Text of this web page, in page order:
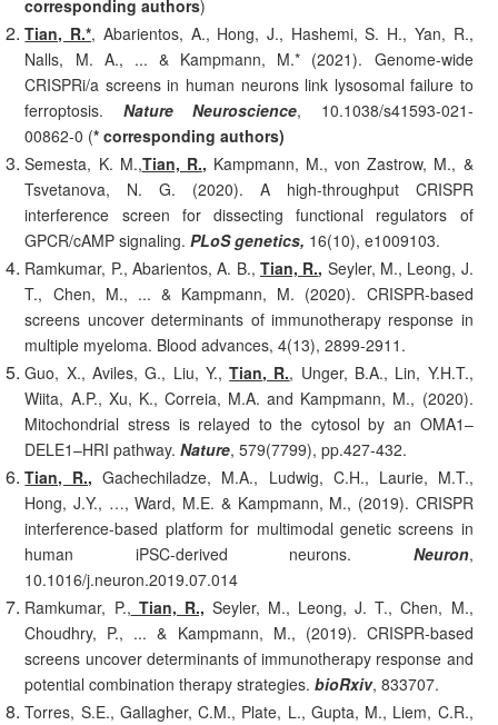
corresponding authors)
Tian, R.*, Abarientos, A., Hong, J., Hashemi, S. H., Yan, R.,
Nalls, M. A., ... & Kampmann, M.* (2021). Genome-wide
CRISPRi/a screens in human neurons link lysosomal failure to
ferroptosis. Nature Neuroscience, 10.1038/s41593-021-
00862-0 (* corresponding authors)
Semesta, K. M.,Tian, R., Kampmann, M., von Zastrow, M., &
Tsvetanova, N. G. (2020). A high-throughput CRISPR
interference screen for dissecting functional regulators of
GPCR/cAMP signaling.PLoS genetics, 16(10), e1009103.
Ramkumar, P., Abarientos, A. B., Tian, R., Seyler, M., Leong, J.
T., Chen, M., ... & Kampmann, M. (2020). CRISPR-based
screens uncover determinants of immunotherapy response in
multiple myeloma. Blood advances, 4(13), 2899-2911.
Guo, X., Aviles, G., Liu, Y.,Tian, R., Unger, B.A., Lin, Y.H.T.,
Wiita, A.P., Xu, K., Correia, M.A. and Kampmann, M., (2020).
Mitochondrial stress is relayed to the cytosol by an OMA1–
DELE1–HRI pathway.Nature, 579(7799), pp.427-432.
Tian, R., Gachechiladze, M.A., Ludwig, C.H., Laurie, M.T.,
Hong, J.Y., …, Ward, M.E. & Kampmann, M., (2019). CRISPR
interference-based platform for multimodal genetic screens in
human iPSC-derived neurons. Neuron,
10.1016/j.neuron.2019.07.014
Ramkumar, P., Tian, R., Seyler, M., Leong, J. T., Chen, M.,
Choudhry, P., ... & Kampmann, M., (2019). CRISPR-based
screens uncover determinants of immunotherapy response and
potential combination therapy strategies.bioRxiv, 833707.
Torres, S.E., Gallagher, C.M., Plate, L., Gupta, M., Liem, C.R.,